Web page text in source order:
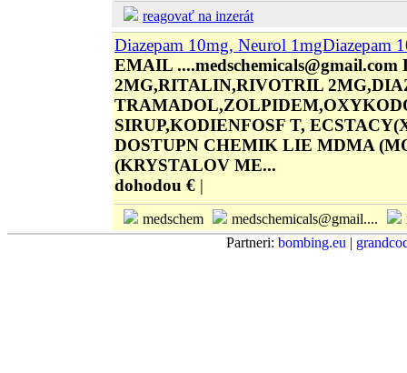
reagovať na inzerát
Diazepam 10mg, Neurol 1mgDiazepam
EMAIL
2MG,RITALIN,RIVOTRIL
SIRUP,KODIENFOSF T,
DOSTUPN CHEMIK LIE MDMA
(KRYSTALOV ME...
dohodou € |
medschem medschemicals@gmail....
Partneri: bombing.eu |